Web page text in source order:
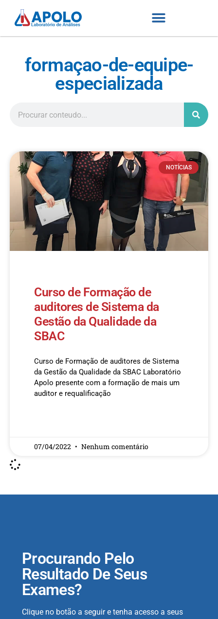
formaçao-de-equipe-
especializada
NOTÍCIAS
Curso de Formação de
auditores de Sistema da
Gestão da Qualidade da
SBAC
Curso de Formação de auditores de Sistema
da Gestão da Qualidade da SBAC Laboratório
Apolo presente com a formação de mais um
auditor e requalificação
07/04/2022 Nenhum comentário
Procurando Pelo
Resultado De Seus
Exames?
Clique no botão a seguir e tenha acesso a seus